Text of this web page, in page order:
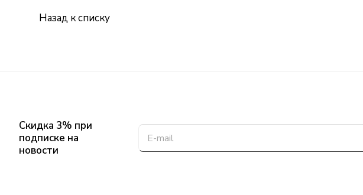
Назад к списку
Скидка 3% при
подписке на
новости